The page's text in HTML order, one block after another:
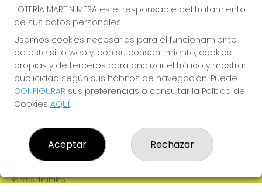
Imagen anterior
LOTERÍA MARTÍN MESA
Resultados
Contacto
Empresas
Boletos digitales
LOTERÍA MARTÍN MESA es el responsable del tratamiento
de sus datos personales.
Usamos cookies necesarias para el funcionamiento
de este sitio web y, con su consentimiento, cookies
propias y de terceros para analizar el tráfico y mostrar
publicidad según sus hábitos de navegación. Puede
CONFIGURAR sus preferencias o consultar la Política de
Cookies AQUÍ.
Aceptar Rechazar